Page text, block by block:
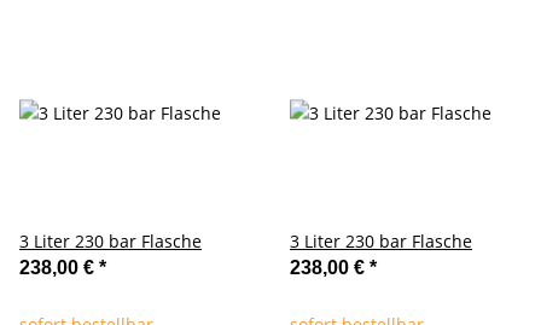
3 Liter 230 bar Flasche
238,00 € *
3 Liter 230 bar Flasche
238,00 € *